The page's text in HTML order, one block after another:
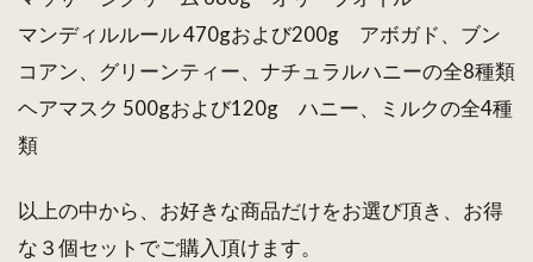
マンディルルール 470gおよび200g アボガド、ブン
コアン、グリーンティー、ナチュラルハニーの全8種類
ヘアマスク 500gおよび120g ハニー、ミルクの全4種
類
以上の中から、お好きな商品だけをお選び頂き、お得
な３個セットでご購入頂けます。